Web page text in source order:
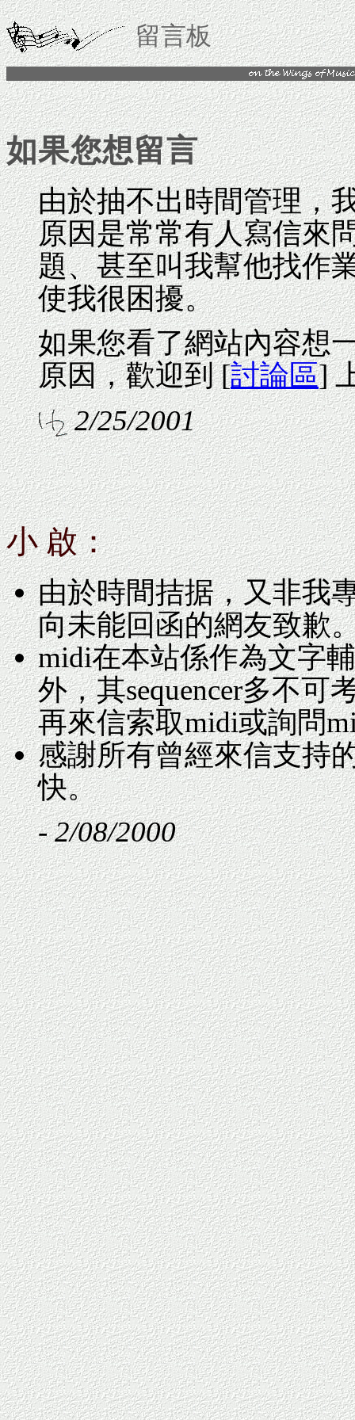
留言板
如果您想留言
由於抽不出時間管理，
原因是常常有人寫信來
題、甚至叫我幫他找作
使我很困擾。
如果您看了網站內容想
原因，歡迎到 [討論區]
2/25/2001
小 啟：
由於時間拮据，又非我
向未能回函的網友致歉
midi在本站係作為文字
外，其sequencer多不可
再來信索取midi或詢問
感謝所有曾經來信支持
快。
-2/08/2000